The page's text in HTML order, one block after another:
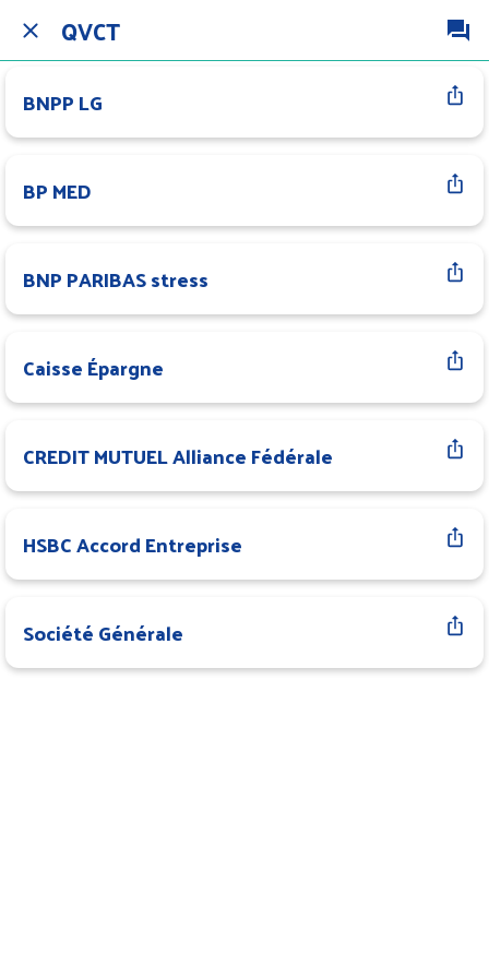
QVCT
BNPP LG
BP MED
BNP PARIBAS stress
Caisse Épargne
CREDIT MUTUEL Alliance Fédérale
HSBC Accord Entreprise
Société Générale